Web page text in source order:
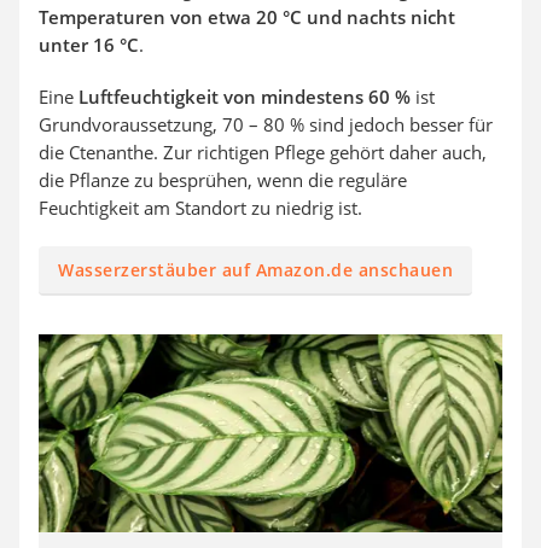
Temperaturen von etwa 20 °C und nachts nicht
unter 16 °C.
Eine Luftfeuchtigkeit von mindestens 60 % ist
Grundvoraussetzung, 70 – 80 % sind jedoch besser für
die Ctenanthe. Zur richtigen Pflege gehört daher auch,
die Pflanze zu besprühen, wenn die reguläre
Feuchtigkeit am Standort zu niedrig ist.
Wasserzerstäuber auf Amazon.de anschauen